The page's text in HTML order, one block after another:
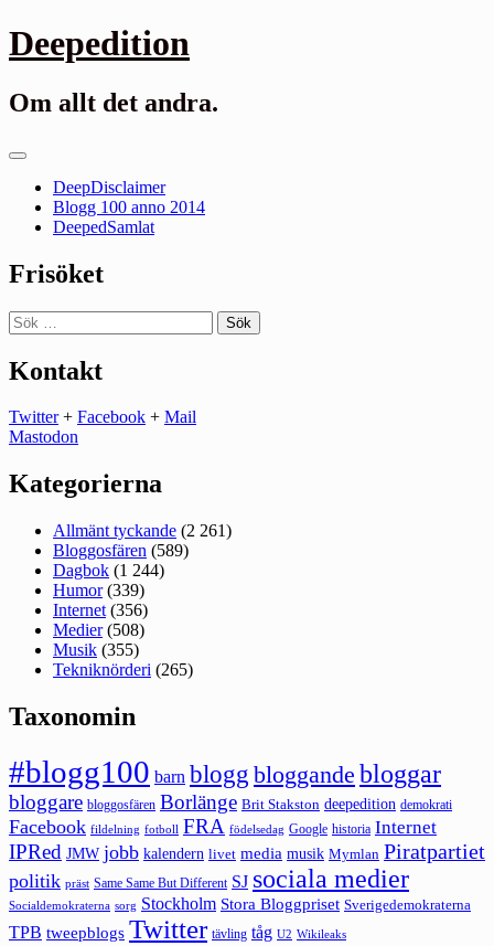
Gå
till
Deepedition
Om allt det andra.
Primär
DeepDisclaimer
Blogg 100 anno 2014
DeepedSamlat
Frisöket
Sök
efter:
Kontakt
Twitter+ Facebook + Mail
Mastodon
Kategorierna
Allmänt tyckande (2 261)
Bloggosfären (589)
Dagbok (1 244)
Humor(339)
Internet (356)
Medier(508)
Musik (355)
Tekniknörderi (265)
Taxonomin
#blogg100 barn blogg bloggande bloggar
bloggare bloggosfären Borlänge Brit Stakston deepedition demokrati
Facebook fildelning fotboll FRA födelsedag Google historia Internet
IPRed JMW jobb kalendern livet media musik Mymlan Piratpartiet
politik präst Same Same But Different SJ sociala medier
Socialdemokraterna sorg Stockholm Stora Bloggpriset Sverigedemokraterna
TPB tweepblogs Twitter tävling tåg U2 Wikileaks